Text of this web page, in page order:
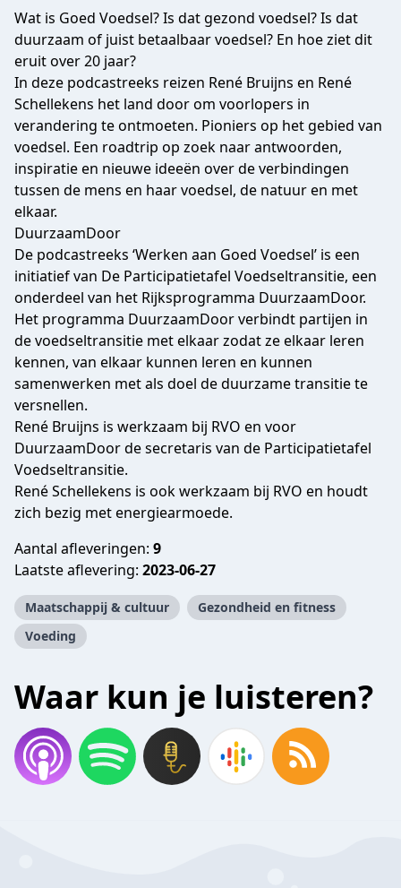
Wat is Goed Voedsel? Is dat gezond voedsel? Is dat
duurzaam of juist betaalbaar voedsel? En hoe ziet dit
eruit over 20 jaar?
In deze podcastreeks reizen René Bruijns en René
Schellekens het land door om voorlopers in
verandering te ontmoeten. Pioniers op het gebied van
voedsel. Een roadtrip op zoek naar antwoorden,
inspiratie en nieuwe ideeën over de verbindingen
tussen de mens en haar voedsel, de natuur en met
elkaar.
DuurzaamDoor
De podcastreeks ‘Werken aan Goed Voedsel’ is een
initiatief van De Participatietafel Voedseltransitie, een
onderdeel van het Rijksprogramma DuurzaamDoor.
Het programma DuurzaamDoor verbindt partijen in
de voedseltransitie met elkaar zodat ze elkaar leren
kennen, van elkaar kunnen leren en kunnen
samenwerken met als doel de duurzame transitie te
versnellen.
René Bruijns is werkzaam bij RVO en voor
DuurzaamDoor de secretaris van de Participatietafel
Voedseltransitie.
René Schellekens is ook werkzaam bij RVO en houdt
zich bezig met energiearmoede.
Aantal afleveringen: 9
Laatste aflevering: 2023-06-27
Maatschappij & cultuur
Gezondheid en fitness
Voeding
Waar kun je luisteren?